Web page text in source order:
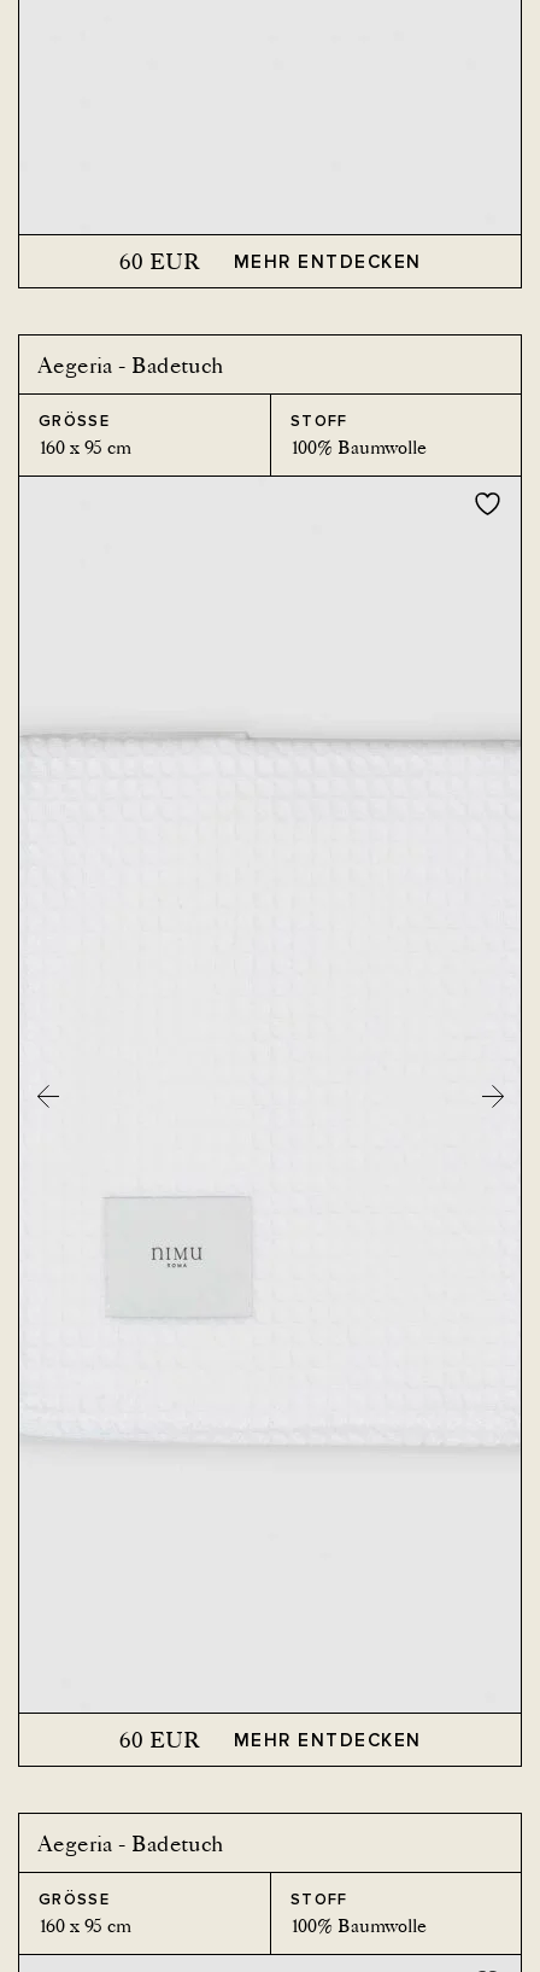
60 EUR MEHR ENTDECKEN
Aegeria - Badetuch
GRÖSSE
160 x 95 cm
STOFF
100% Baumwolle
60 EUR MEHR ENTDECKEN
Aegeria - Badetuch
GRÖSSE
160 x 95 cm
STOFF
100% Baumwolle